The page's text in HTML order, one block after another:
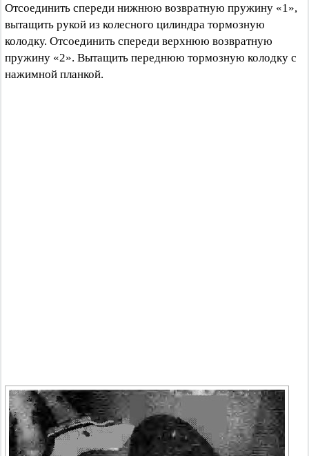
Отсоединить спереди нижнюю возвратную пружину «1»,
вытащить рукой из колесного цилиндра тормозную
колодку. Отсоединить спереди верхнюю возвратную
пружину «2». Вытащить переднюю тормозную колодку с
нажимной планкой.